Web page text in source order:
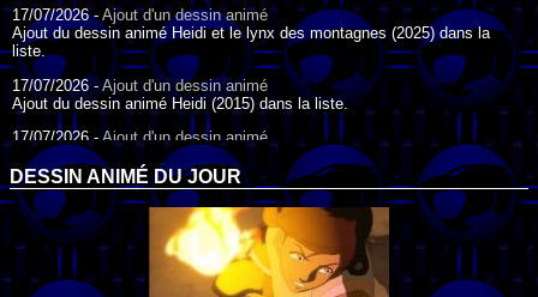
17/07/2026 - Ajout d'un dessin animé
Ajout du dessin animé Heidi et le lynx des montagnes (2025) dans la
liste.
17/07/2026 -Ajout d'un dessin animé
Ajout du dessin animé Heidi (2015) dans la liste.
17/07/2026 -Ajout d'un dessin animé
Ajout du dessin animé Heidi (1995) dans la liste.
09/07/2026 -Ajout d'un dessin animé
Ajout du dessin animé Genki l'Aventurier de la Chance (2006) dans la
liste.
04/07/2026 -
Ajout d'un dessin animé
Ajout du dessin animé Vilain Petit Canard (2000) dans la liste.
DESSIN ANIMÉ DU JOUR